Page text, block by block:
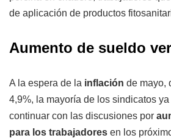
de aplicación de productos
Aumento de sueldo
A la espera de la inflación de mayo,
4,9%, la mayoría de los sindicatos
continuar con las discusiones por
para los trabajadores en los